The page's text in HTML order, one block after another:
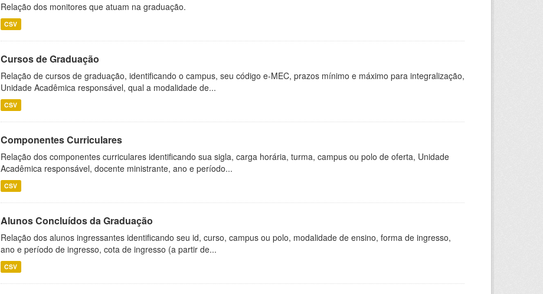
Relação dos monitores que atuam na graduação.
CSV
Cursos de Graduação
Relação de cursos de graduação, identificando o campus, seu código e-MEC, prazos mínimo e máximo para integralização,
Unidade Acadêmica responsável, qual a modalidade de...
CSV
Componentes Curriculares
Relação dos componentes curriculares identificando sua sigla, carga horária, turma, campus ou polo de oferta, Unidade
Acadêmica responsável, docente ministrante, ano e período...
CSV
Alunos Concluídos da Graduação
Relação dos alunos ingressantes identificando seu id, curso, campus ou polo, modalidade de ensino, forma de ingresso,
ano e período de ingresso, cota de ingresso (a partir de...
CSV